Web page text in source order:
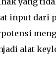
input dari
alat